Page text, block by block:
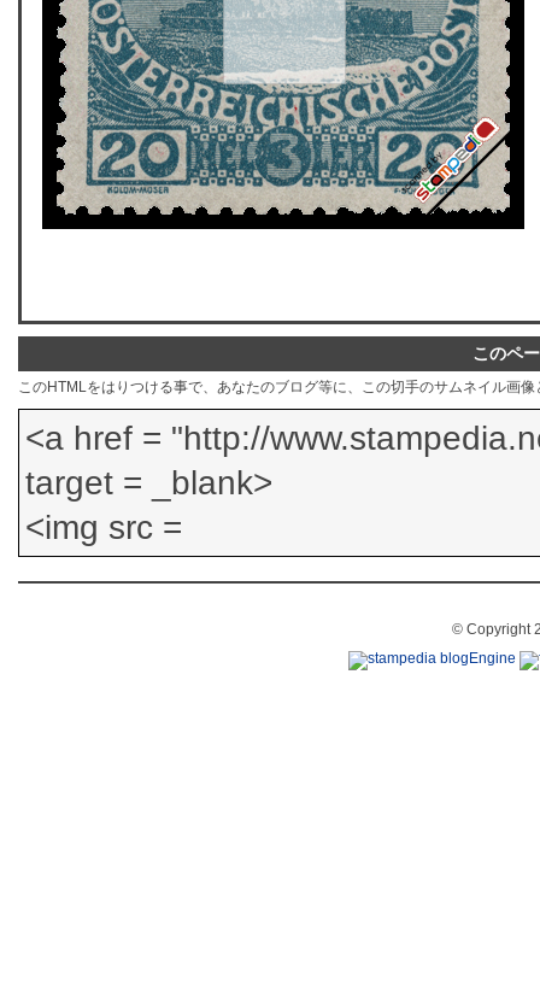
このペ
このHTMLをはりつける事で、あなたのブログ等に、この切手のサムネイル画
© Copyright